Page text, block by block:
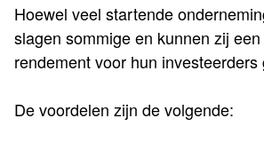
Hoewel veel startende
slagen sommige en kunnen zij
rendement voor hun investeerders
De voordelen zijn de volgende: